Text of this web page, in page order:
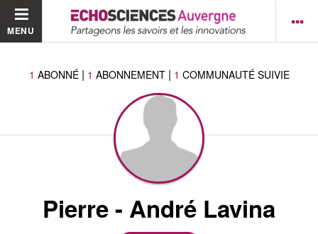
MENU
1 ABONNÉ | 1 ABONNEMENT | 1 COMMUNAUTÉ SUIVIE
Pierre - André Lavina